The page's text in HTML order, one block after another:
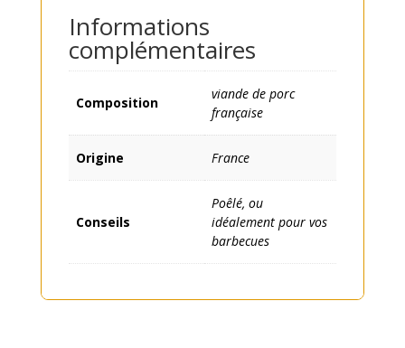
Informations
complémentaires
Composition
viande de porc
française
Origine France
Conseils
Poêlé, ou
idéalement pour vos
barbecues